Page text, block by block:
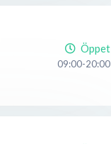
Öppet
09:00-20:00